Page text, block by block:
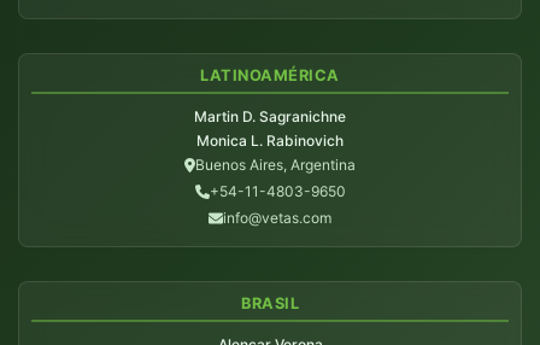
LATINOAMÉRICA
Martin D. Sagranichne
Monica L. Rabinovich
Buenos Aires, Argentina
+54-11-4803-9650
info@vetas.com
BRASIL